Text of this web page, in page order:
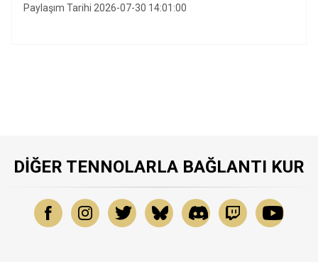
Paylaşım Tarihi 2026-07-30 14:01:00
DIĞER TENNOLARLA BAĞLANTI KUR